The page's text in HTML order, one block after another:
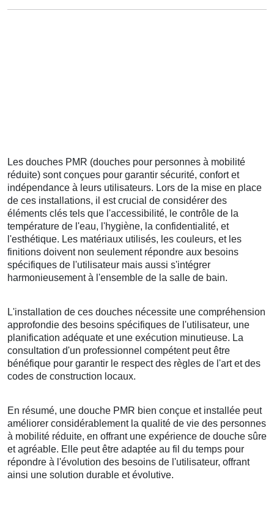
Les douches PMR (douches pour personnes à mobilité
réduite) sont conçues pour garantir sécurité, confort et
indépendance à leurs utilisateurs. Lors de la mise en place
de ces installations, il est crucial de considérer des
éléments clés tels que l'accessibilité, le contrôle de la
température de l'eau, l'hygiène, la confidentialité, et
l'esthétique. Les matériaux utilisés, les couleurs, et les
finitions doivent non seulement répondre aux besoins
spécifiques de l'utilisateur mais aussi s'intégrer
harmonieusement à l'ensemble de la salle de bain.
L'installation de ces douches nécessite une compréhension
approfondie des besoins spécifiques de l'utilisateur, une
planification adéquate et une exécution minutieuse. La
consultation d'un professionnel compétent peut être
bénéfique pour garantir le respect des règles de l'art et des
codes de construction locaux.
En résumé, une douche PMR bien conçue et installée peut
améliorer considérablement la qualité de vie des personnes
à mobilité réduite, en offrant une expérience de douche sûre
et agréable. Elle peut être adaptée au fil du temps pour
répondre à l'évolution des besoins de l'utilisateur, offrant
ainsi une solution durable et évolutive.